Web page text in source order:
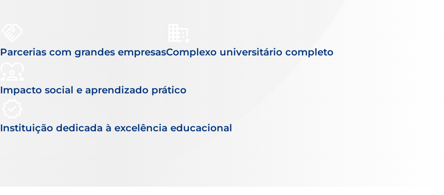
Parcerias com grandes empresasComplexo universitário completo
Impacto social e aprendizado prático
Instituição dedicada à excelência educacional